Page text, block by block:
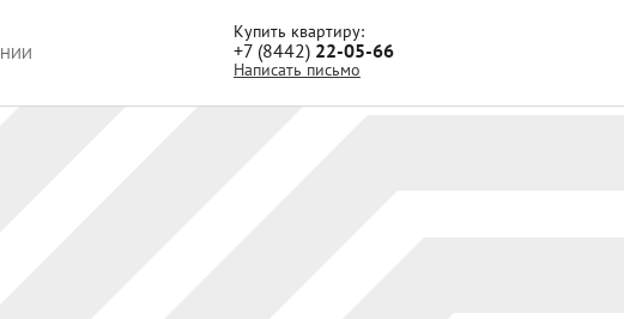
Купить квартиру:
+7 (8442) 22-05-66
Написать письмо